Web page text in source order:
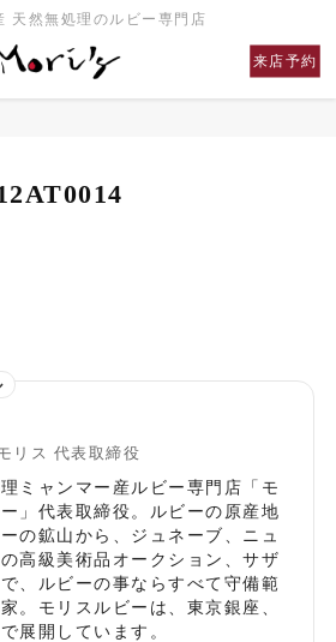
天然無処理のルビー専門店
来店予約
リス 代表取締役
ミャンマー産ルビー専門店「モ
」代表取締役。ルビーの原産地
の鉱山から、ジュネーブ、ニュ
高級美術品オークション、サザ
、ルビーの事ならすべて守備範
。モリスルビーは、東京銀座、
展開しています。